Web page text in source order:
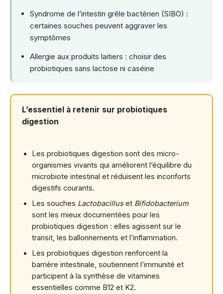
Syndrome de l’intestin grêle bactérien (SIBO) :
certaines souches peuvent aggraver les
symptômes
Allergie aux produits laitiers : choisir des
probiotiques sans lactose ni caséine
L’essentiel à retenir sur probiotiques
digestion
Les probiotiques digestion sont des micro-
organismes vivants qui améliorent l’équilibre du
microbiote intestinal et réduisent les inconforts
digestifs courants.
Les souches Lactobacilluset Bifidobacterium
sont les mieux documentées pour les
probiotiques digestion : elles agissent sur le
transit, les ballonnements et l’inflammation.
Les probiotiques digestion renforcent la
barrière intestinale, soutiennent l’immunité et
participent à la synthèse de vitamines
essentielles comme B12 et K2.